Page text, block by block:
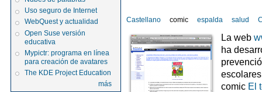
Uso seguro de Internet
WebQuest y actualidad
Open Suse versión
educativa
Mypictr: programa en línea
para creación de avatares
The KDE Project Education
más
Castellano comic espalda salud
La web
ha
comic El